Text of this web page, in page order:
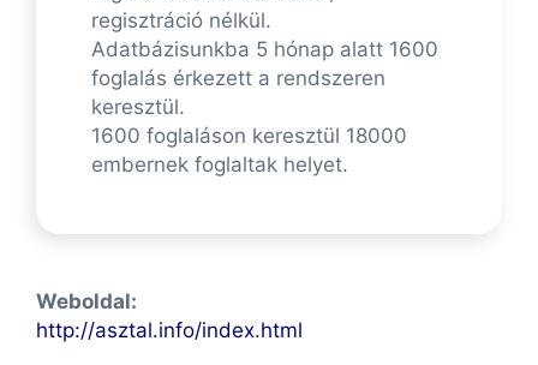
regisztráció nélkül.
Adatbázisunkba 5 hónap alatt 1600
foglalás érkezett a rendszeren
keresztül.
1600 foglaláson keresztül 18000
embernek foglaltak helyet.
Weboldal:
http://asztal.info/index.html